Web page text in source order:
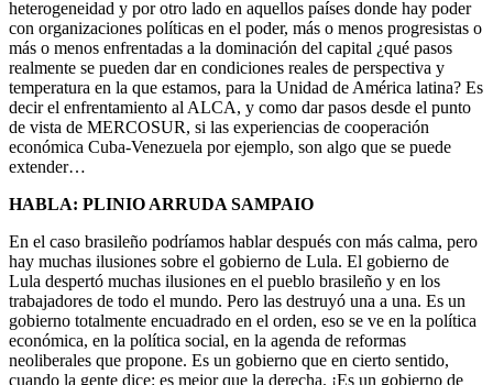
heterogeneidad y por otro lado en aquellos países donde hay poder
con organizaciones políticas en el poder, más o menos progresistas o
más o menos enfrentadas a la dominación del capital ¿qué pasos
realmente se pueden dar en condiciones reales de perspectiva y
temperatura en la que estamos, para la Unidad de América latina? Es
decir el enfrentamiento al ALCA, y como dar pasos desde el punto
de vista de MERCOSUR, si las experiencias de cooperación
económica Cuba-Venezuela por ejemplo, son algo que se puede
extender…
HABLA: PLINIO ARRUDA SAMPAIO
En el caso brasileño podríamos hablar después con más calma, pero
hay muchas ilusiones sobre el gobierno de Lula. El gobierno de
Lula despertó muchas ilusiones en el pueblo brasileño y en los
trabajadores de todo el mundo. Pero las destruyó una a una. Es un
gobierno totalmente encuadrado en el orden, eso se ve en la política
económica, en la política social, en la agenda de reformas
neoliberales que propone. Es un gobierno que en cierto sentido,
cuando la gente dice: es mejor que la derecha. ¡Es un gobierno de